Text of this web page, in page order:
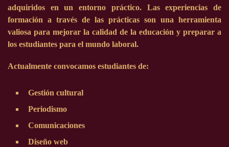
adquiridos en un entorno práctico. Las experiencias de
formación a través de las prácticas son una herramienta
valiosa para mejorar la calidad de la educación y preparar a
los estudiantes para el mundo laboral.
Actualmente convocamos estudiantes de:
Gestión cultural
Periodismo
Comunicaciones
Diseño web